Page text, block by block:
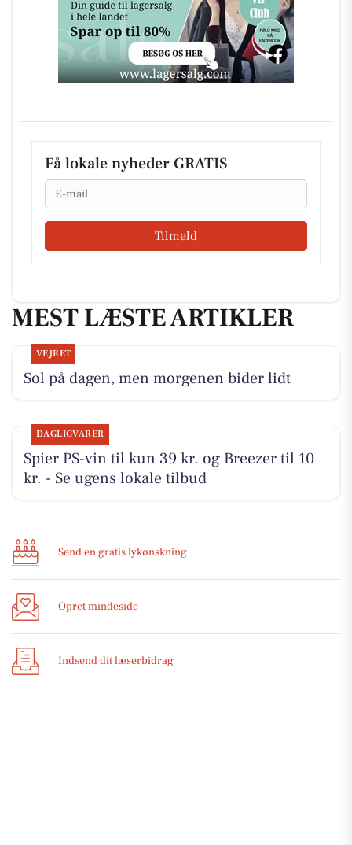
Få lokale nyheder GRATIS
Email
Tilmeld
MEST LÆSTE ARTIKLER
VEJRET
Sol på dagen, men morgenen bider lidt
DAGLIGVARER
Spier PS-vin til kun 39 kr. og Breezer til 10
kr. - Se ugens lokale tilbud
Send en gratis lykønskning
Opret mindeside
Indsend dit læserbidrag